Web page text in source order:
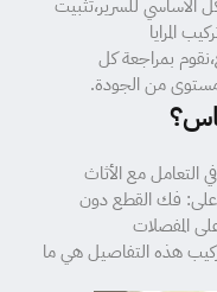
الأساسي للسرير،تثبيت
المرايا
بمراجعة كل
من الجودة.
مع الأثاث
فك القطع دون
المفصلات
هذه التفاصيل هي ما